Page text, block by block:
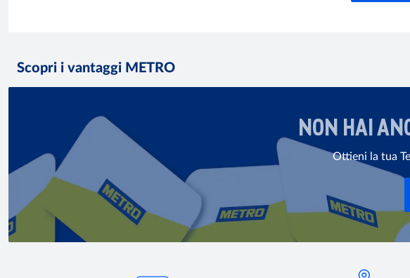
Scopri i vantaggi METRO
NON HAI
Ottieni la tua